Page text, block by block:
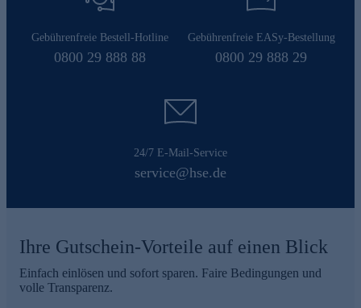
Gebührenfreie Bestell-Hotline
0800 29 888 88
Gebührenfreie EASy-Bestellung
0800 29 888 29
24/7 E-Mail-Service
service@hse.de
Ihre Gutschein-Vorteile auf einen Blick
Einfach einlösen und sofort sparen. Faire Bedingungen und
volle Transparenz.